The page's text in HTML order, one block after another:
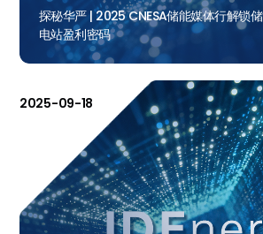
探秘华严 | 2025 CNESA储能媒体行解锁
电站盈利密码
2025-09-18